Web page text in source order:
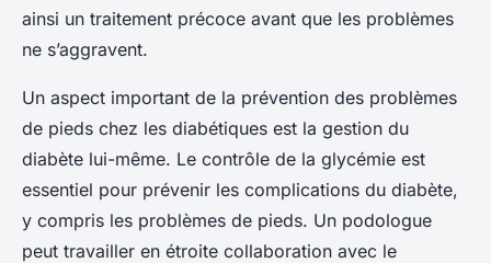
ainsi un traitement précoce avant que les problèmes
ne s’aggravent.
Un aspect important de la prévention des problèmes
de pieds chez les diabétiques est la gestion du
diabète lui-même. Le contrôle de la glycémie est
essentiel pour prévenir les complications du diabète,
y compris les problèmes de pieds. Un podologue
peut travailler en étroite collaboration avec le